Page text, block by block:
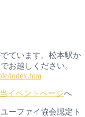
ています。松本駅か
お越しください。
index.htm
イベントページへ
ーファイ協会認定ト